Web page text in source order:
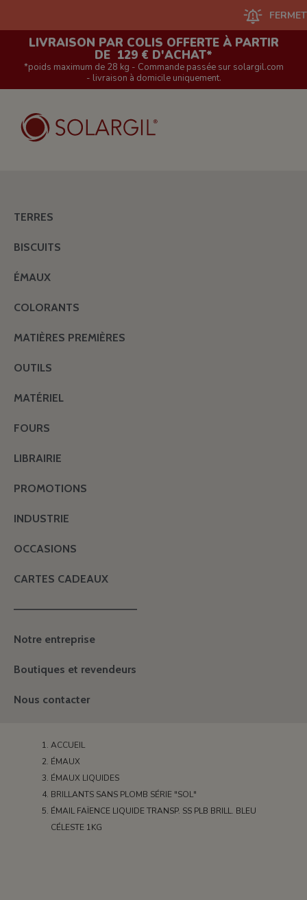
FERMETURE
LIVRAISON PAR COLIS OFFERTE À PARTIR
DE 129 € D'ACHAT*
*poids maximum de 28 kg - Commande passée sur solargil.com
- livraison à domicile uniquement.
TERRES
BISCUITS
ÉMAUX
COLORANTS
MATIÈRES PREMIÈRES
OUTILS
MATÉRIEL
FOURS
LIBRAIRIE
PROMOTIONS
INDUSTRIE
OCCASIONS
CARTES CADEAUX
———————————————
Notre entreprise
Boutiques et revendeurs
Nous contacter
ACCUEIL
ÉMAUX
ÉMAUX LIQUIDES
BRILLANTS SANS PLOMB SÉRIE "SOL"
ÉMAIL FAÏENCE LIQUIDE TRANSP. SS PLB BRILL. BLEU
CÉLESTE 1KG